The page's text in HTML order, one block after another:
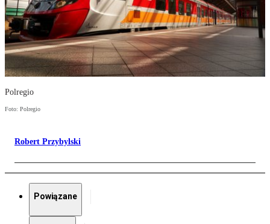
Polregio
Foto: Polregio
Robert Przybylski
Powiązane